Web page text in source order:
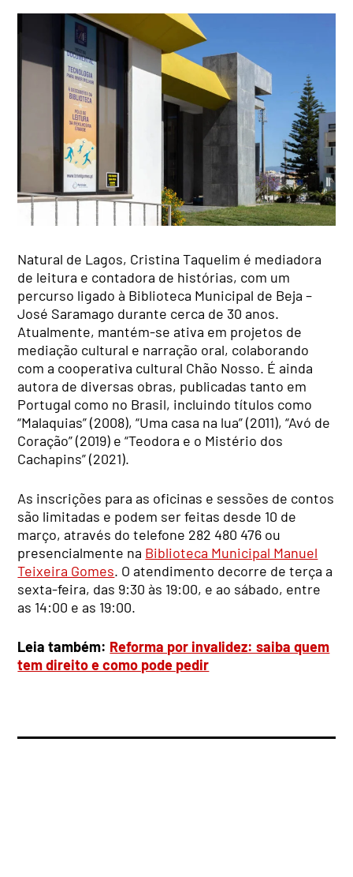
Natural de Lagos, Cristina Taquelim é mediadora
de leitura e contadora de histórias, com um
percurso ligado à Biblioteca Municipal de Beja –
José Saramago durante cerca de 30 anos.
Atualmente, mantém-se ativa em projetos de
mediação cultural e narração oral, colaborando
com a cooperativa cultural Chão Nosso. É ainda
autora de diversas obras, publicadas tanto em
Portugal como no Brasil, incluindo títulos como
“Malaquias” (2008), “Uma casa na lua” (2011), “Avó de
Coração” (2019) e “Teodora e o Mistério dos
Cachapins” (2021).
As inscrições para as oficinas e sessões de contos
são limitadas e podem ser feitas desde 10 de
março, através do telefone 282 480 476 ou
presencialmente na Biblioteca Municipal Manuel
Teixeira Gomes. O atendimento decorre de terça a
sexta-feira, das 9:30 às 19:00, e ao sábado, entre
as 14:00 e as 19:00.
Leia também: Reforma por invalidez: saiba quem
tem direito e como pode pedir